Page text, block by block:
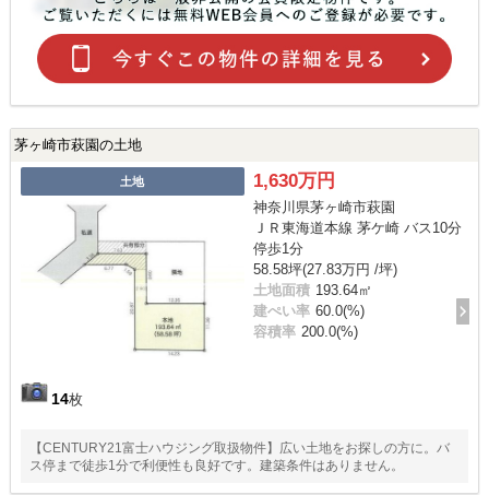
茅ヶ崎市萩園の土地
土地
14枚
1,630万円
神奈川県茅ヶ崎市萩園
ＪＲ東海道本線 茅ケ崎 バス10分
停歩1分
58.58坪(27.83万円 /坪)
土地面積 193.64㎡
建ぺい率 60.0(%)
容積率 200.0(%)
【CENTURY21富士ハウジング取扱物件】広い土地をお探しの方に。バ
ス停まで徒歩1分で利便性も良好です。建築条件はありません。